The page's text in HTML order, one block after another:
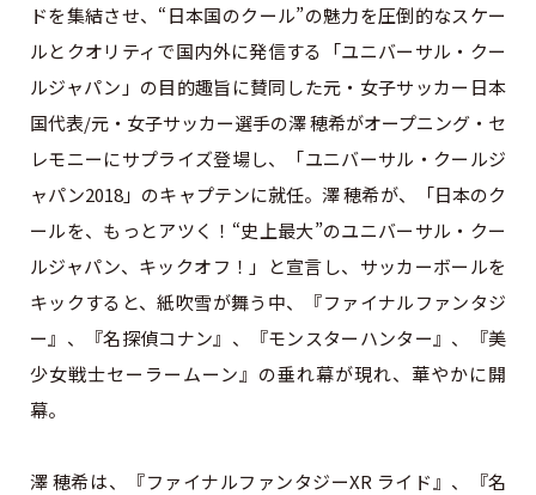
ドを集結させ、“日本国のクール”の魅力を圧倒的なスケー
ルとクオリティで国内外に発信する「ユニバーサル・クー
ルジャパン」の目的趣旨に賛同した元・女子サッカー日本
国代表/元・女子サッカー選手の澤 穂希がオープニング・セ
レモニーにサプライズ登場し、「ユニバーサル・クールジ
ャパン2018」のキャプテンに就任。澤 穂希が、「日本のク
ールを、もっとアツく！“史上最大”のユニバーサル・クー
ルジャパン、キックオフ！」と宣言し、サッカーボールを
キックすると、紙吹雪が舞う中、『ファイナルファンタジ
ー』、『名探偵コナン』、『モンスターハンター』、『美
少女戦士セーラームーン』の垂れ幕が現れ、華やかに開
幕。
澤 穂希は、『ファイナルファンタジーXR ライド』、『名